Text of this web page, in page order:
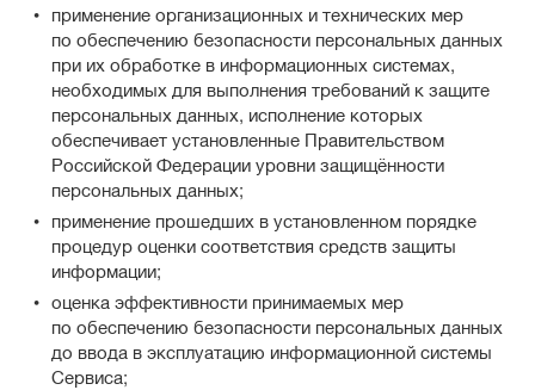
применение организационных и технических мер
по обеспечению безопасности персональных данных
при их обработке в информационных системах,
необходимых для выполнения требований к защите
персональных данных, исполнение которых
обеспечивает установленные Правительством
Российской Федерации уровни защищённости
персональных данных;
применение прошедших в установленном порядке
процедур оценки соответствия средств защиты
информации;
оценка эффективности принимаемых мер
по обеспечению безопасности персональных данных
до ввода в эксплуатацию информационной системы
Сервиса;